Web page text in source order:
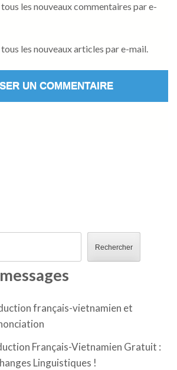
les nouveaux commentaires par e-
les nouveaux articles par e-mail.
Rechercher
français-vietnamien et
Français-Vietnamien Gratuit :
Linguistiques !